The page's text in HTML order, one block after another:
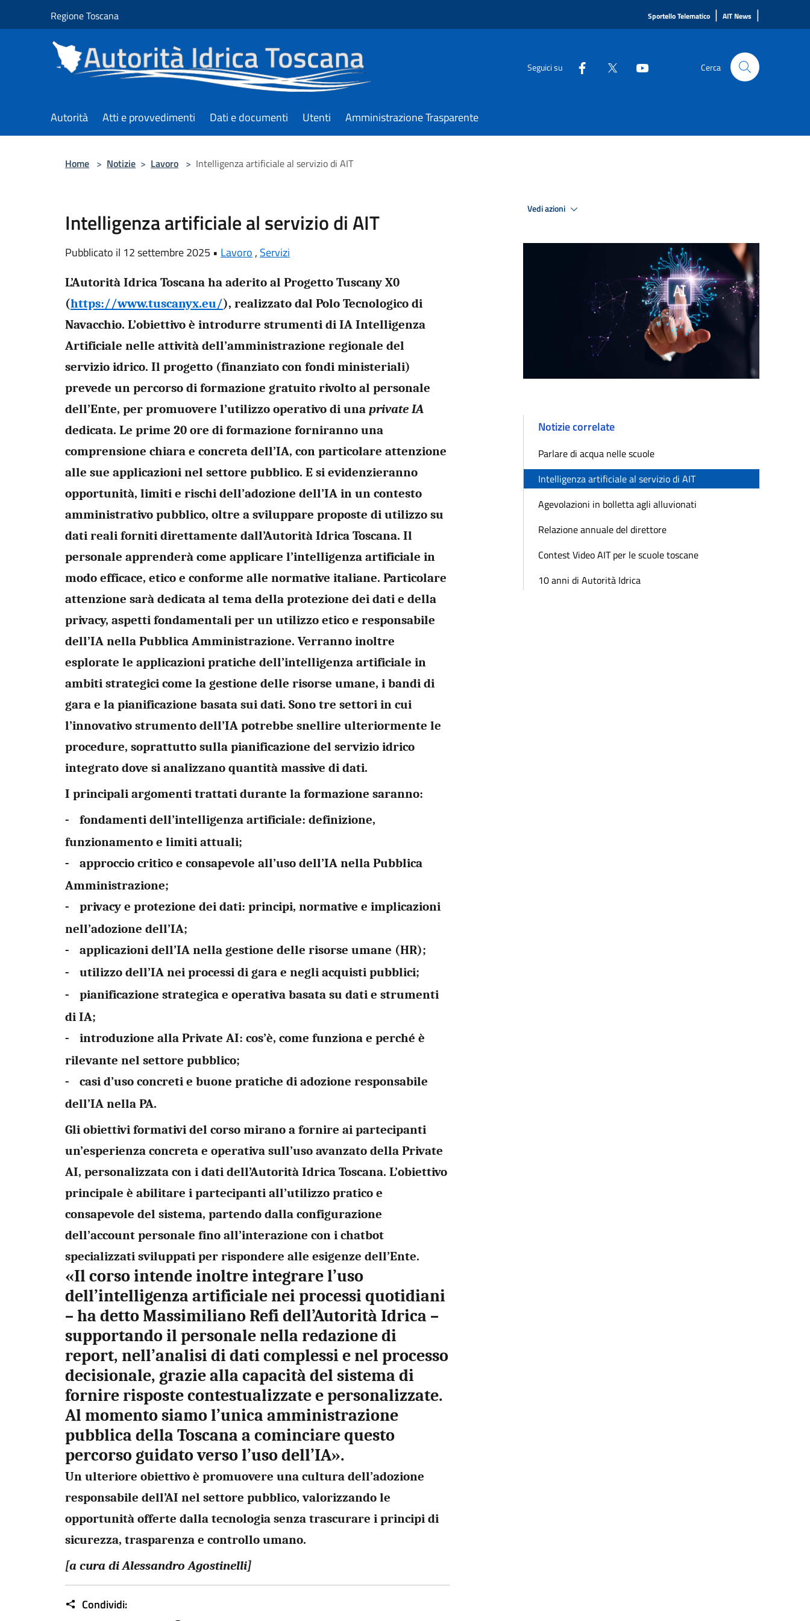
Regione Toscana Sportello Telematico | AIT News |
Seguici su Cerca
Autorità Atti e provvedimenti Dati e documenti Utenti Amministrazione Trasparente
Home > Notizie > Lavoro > Intelligenza artificiale al servizio di AIT
Intelligenza artificiale al servizio di AIT
Pubblicato il 12 settembre 2025 • Lavoro , Servizi
L’Autorità Idrica Toscana ha aderito al Progetto Tuscany X0
(https://www.tuscanyx.eu/), realizzato dal Polo Tecnologico di
Navacchio. L’obiettivo è introdurre strumenti di IA Intelligenza
Artificiale nelle attività dell’amministrazione regionale del
servizio idrico. Il progetto (finanziato con fondi ministeriali)
prevede un percorso di formazione gratuito rivolto al personale
dell’Ente, per promuovere l’utilizzo operativo di una private IA
dedicata. Le prime 20 ore di formazione forniranno una
comprensione chiara e concreta dell’IA, con particolare attenzione
alle sue applicazioni nel settore pubblico. E si evidenzieranno
opportunità, limiti e rischi dell’adozione dell’IA in un contesto
amministrativo pubblico, oltre a sviluppare proposte di utilizzo su
dati reali forniti direttamente dall’Autorità Idrica Toscana. Il
personale apprenderà come applicare l’intelligenza artificiale in
modo efficace, etico e conforme alle normative italiane. Particolare
attenzione sarà dedicata al tema della protezione dei dati e della
privacy, aspetti fondamentali per un utilizzo etico e responsabile
dell’IA nella Pubblica Amministrazione. Verranno inoltre
esplorate le applicazioni pratiche dell’intelligenza artificiale in
ambiti strategici come la gestione delle risorse umane, ibandi di
gara e la pianificazione basata sui dati. Sono tre settori in cui
l’innovativo strumento dell’IA potrebbe snellire ulteriormente le
procedure, soprattutto sulla pianificazione del servizio idrico
integrato dove si analizzano quantità massive di dati.
I principali argomenti trattati durante la formazione saranno:
-
fondamenti dell’intelligenza artificiale: definizione,
funzionamento e limiti attuali;
-
approccio critico e consapevole all’uso dell’IA nella Pubblica
Amministrazione;
-
privacy e protezione dei dati: principi, normative e implicazioni
nell’adozione dell’IA;
- applicazioni dell’IA nella gestione delle risorse umane (HR);
- utilizzo dell’IA nei processi di gara e negli acquisti pubblici;
-
pianificazione strategica e operativa basata su dati e strumenti
di IA;
-
introduzione alla Private AI: cos’è, come funziona e perché è
rilevante nel settore pubblico;
-
casi d’uso concreti e buone pratiche di adozione responsabile
dell’IA nella PA.
Gli obiettivi formativi del corso mirano a fornire ai partecipanti
un’esperienza concreta e operativa sull’uso avanzato della Private
AI, personalizzata con i dati dell’Autorità Idrica Toscana. L’obiettivo
principale è abilitare i partecipanti all’utilizzo pratico e
consapevole del sistema, partendo dalla configurazione
dell’account personale fino all’interazione con i chatbot
specializzati sviluppati per rispondere alle esigenze dell’Ente.
«Il corso intende inoltre integrare l’uso
dell’intelligenza artificiale nei processi quotidiani
– ha dettoMassimiliano Refi dell’Autorità Idrica –
supportando il personale nella redazione di
report, nell’analisi di dati complessi e nel processo
decisionale, grazie alla capacità del sistema di
fornire risposte contestualizzate e personalizzate.
Al momento siamo l’unica amministrazione
pubblica della Toscana a cominciare questo
percorso guidato verso l’uso dell’IA».
Un ulteriore obiettivo è promuovere una cultura dell’adozione
responsabile dell’AI nel settore pubblico, valorizzando le
opportunità offerte dalla tecnologia senza trascurare i principi di
sicurezza, trasparenza e controllo umano.
[a cura di Alessandro Agostinelli]
Condividi:
Vedi azioni
Notizie correlate
Parlare di acqua nelle scuole
Intelligenza artificiale al servizio di AIT
Agevolazioni in bolletta agli alluvionati
Relazione annuale del direttore
Contest Video AIT per le scuole toscane
10 anni di Autorità Idrica